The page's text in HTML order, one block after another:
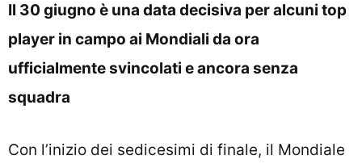
Il 30 giugno è una data decisiva per alcuni top
player in campo ai Mondiali da ora
ufficialmente svincolati e ancora senza
squadra
Con l’inizio dei sedicesimi di finale, il Mondiale